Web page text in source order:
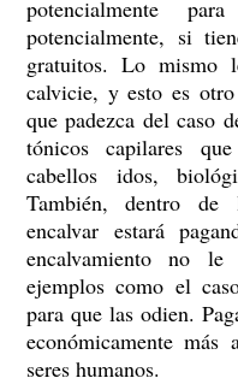
potencialmente
potencialmente, si
gratuitos. Lo mismo
calvicie, y esto es
que padezca del caso
tónicos capilares
cabellos idos,
También, dentro de
encalvar estará
encalvamiento no
ejemplos como el
para que las odien.
económicamente
seres humanos.